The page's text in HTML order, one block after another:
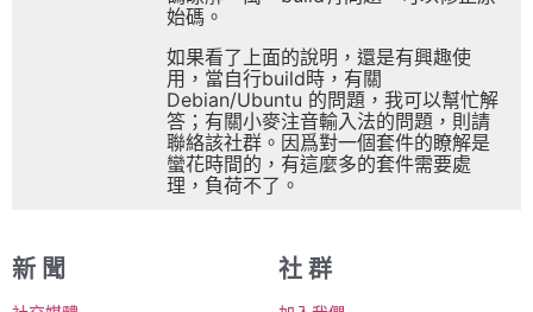
始碼。
如果看了上面的說明，還是有興趣使
用，當自行build時，有關
Debian/Ubuntu 的問題，我可以幫忙解
答；有關小麥注音輸入法的問題，則請
聯絡該社群。因爲對一個套件的瞭解是
蠻花時間的，有這麼多的套件需要處
理，負荷不了。
新 聞 社 群